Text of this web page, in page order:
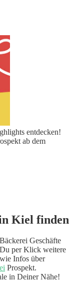
entdecken!
ab dem
Kiel finden
Geschäfte
per Klick weitere
Infos über
Prospekt.
in Deiner Nähe!